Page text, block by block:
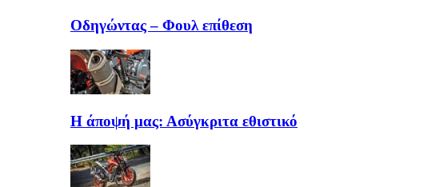
Οδηγώντας – Φουλ επίθεση
Η άποψή μας: Ασύγκριτα εθιστικό